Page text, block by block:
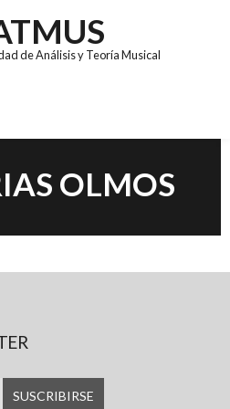
de Análisis y Teoría Musical
OLMOS